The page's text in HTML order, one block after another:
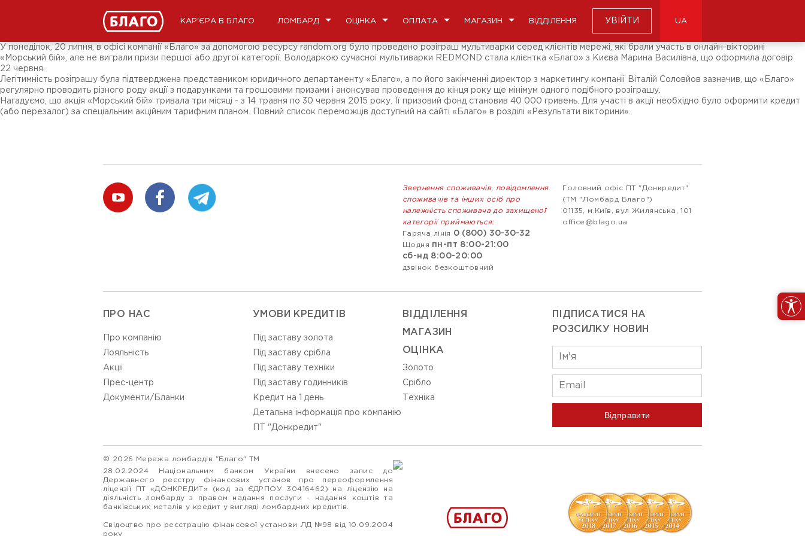
КАР'ЄРА В БЛАГО ЛОМБАРД ОЦІНКА ОПЛАТА МАГАЗИН ВІДДІЛЕННЯ УВІЙТИ UA
Підписники соц-мереж
У понеділок, 20 липня, в офісі компанії «Благо» за допомогою ресурсу random.org було проведено розіграш мультиварки серед клієнтів мережі, які брали участь в онлайн-вікторині
«Морський бій», але не виграли призи першої або другої категорії. Володаркою сучасної мультиварки REDMOND стала клієнтка «Благо» з Києва Марина Василівна, що оформила договір
22 червня.
Легітимність розіграшу була підтверджена представником юридичного департаменту «Благо», а по його закінченні директор з маркетингу компанії Віталій Соловйов зазначив, що «Благо»
регулярно проводить різного роду акції з подарунками та грошовими призами і анонсував проведення до кінця року ще мінімум одного подібного розіграшу.
Нагадуємо, що акція «Морський бій» тривала три місяці - з 14 травня по 30 червня 2015 року. Її призовий фонд становив 40 000 гривень. Для участі в акції необхідно було оформити кредит
(або перезалог) за спеціальним акційним тарифним планом. Повний список переможців доступний на сайті «Благо» в розділі «Результати вікторини».
Звернення споживачів, повідомлення
споживачів та інших осіб про
належність споживача до захищеної
категорії приймаються:
Гаряча лінія
0 (800) 30-30-32
Щодня пн-пт 8:00-21:00
сб-нд 8:00-20:00
дзвінок безкоштовний
Головний офіс ПТ "Донкредит"
(ТМ "Ломбард Благо")
01135, м.Київ, вул Жилянська, 101
office@blago.ua
ПРО НАС
Про компанію
Лояльність
Акції
Прес-центр
Документи/Бланки
УМОВИ КРЕДИТІВ
Під заставу золота
Під заставу срібла
Під заставу техніки
Під заставу годинників
Кредит на 1 день
Детальна інформація про компанію
ПТ "Донкредит"
ВIДДIЛЕННЯ
МАГАЗИН
ОЦIНКА
Золото
Срiбло
Технiка
ПІДПИСАТИСЯ НА
РОЗСИЛКУ НОВИН
Відправити
© 2026 Мережа ломбардів "Благо" ТМ
28.02.2024 Національним банком України внесено запис до
Державного реєстру фінансових установ про переоформлення
ліцензії ПТ «ДОНКРЕДИТ» (код за ЄДРПОУ 30416462) на ліцензію на
діяльність ломбарду з правом надання послуги - надання коштів та
банківських металів у кредит у вигляді ломбардних кредитів.
Свідоцтво про реєстрацію фінансової установи ЛД №98 від 10.09.2004
року